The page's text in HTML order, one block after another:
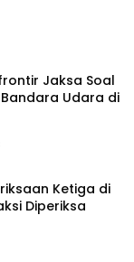
Jaksa Soal
Udara di
Ketiga di
Diperiksa